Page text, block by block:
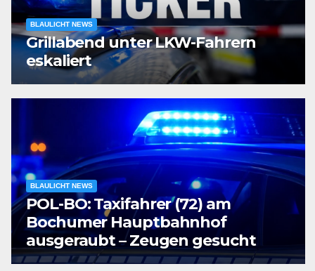
BLAULICHT NEWS
Grillabend unter LKW-Fahrern
eskaliert
BLAULICHT NEWS
POL-BO: Taxifahrer (72) am
Bochumer Hauptbahnhof
ausgeraubt – Zeugen gesucht